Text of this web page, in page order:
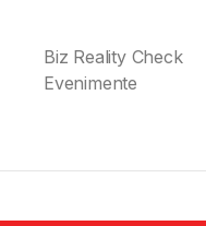
Biz Reality Check
Evenimente